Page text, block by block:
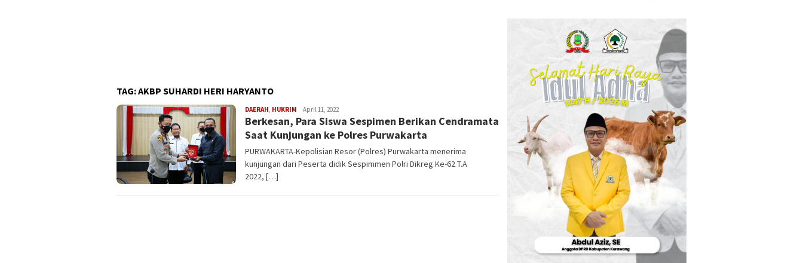
TAG:AKBP SUHARDI HERI HARYANTO
DAERAH, HUKRIM Latifudin
Manaf
April 11, 2022
Berkesan, Para Siswa Sespimen Berikan Cendramata
Saat Kunjungan ke Polres Purwakarta
PURWAKARTA-Kepolisian Resor (Polres) Purwakarta menerima
kunjungan dari Peserta didik Sespimmen Polri Dikreg Ke-62 T.A
2022, […]